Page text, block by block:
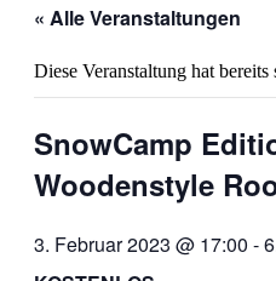
« Alle Veranstaltungen
Diese Veranstaltung hat bereits
SnowCamp
Woodenstyle
3. Februar 2023 @ 17:00 -